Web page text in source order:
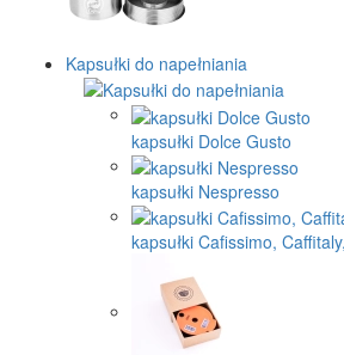
Kapsułki do napełniania
kapsułki Dolce Gusto
kapsułki Nespresso
kapsułki Cafissimo,